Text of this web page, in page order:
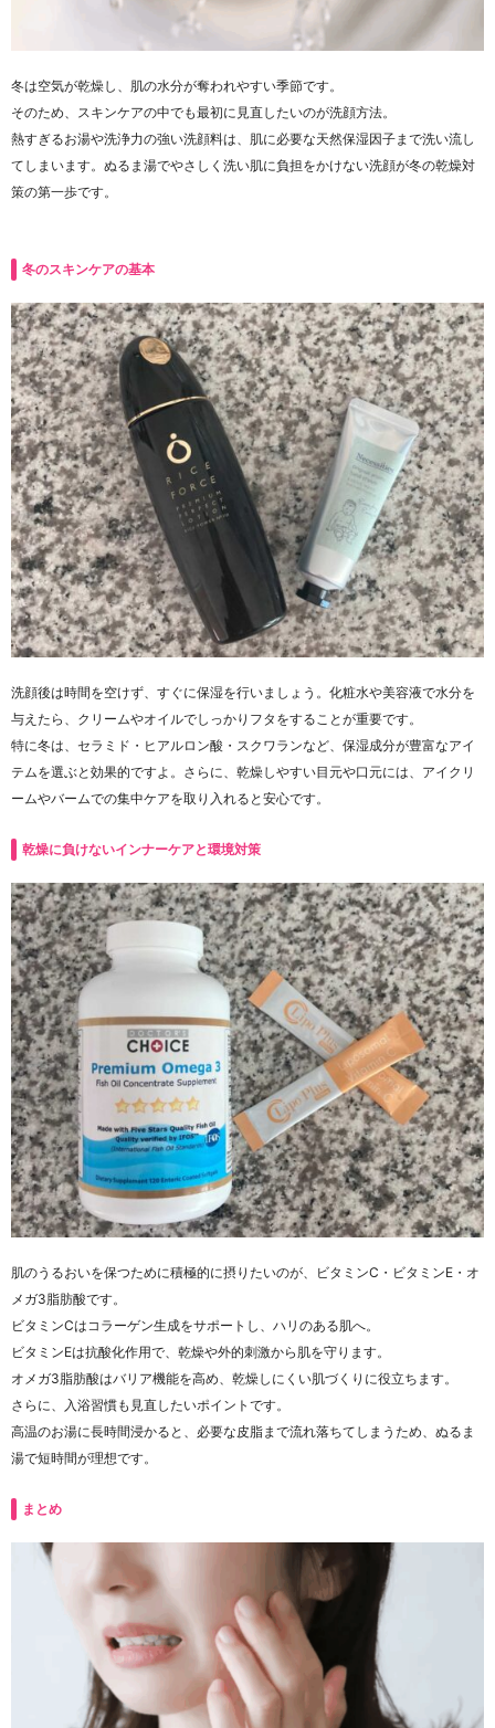
冬は空気が乾燥し、肌の水分が奪われやすい季節です。
そのため、スキンケアの中でも最初に見直したいのが洗顔方法。
熱すぎるお湯や洗浄力の強い洗顔料は、肌に必要な天然保湿因子まで洗い流し
てしまいます。ぬるま湯でやさしく洗い肌に負担をかけない洗顔が冬の乾燥対
策の第一歩です。
冬のスキンケアの基本
洗顔後は時間を空けず、すぐに保湿を行いましょう。化粧水や美容液で水分を
与えたら、クリームやオイルでしっかりフタをすることが重要です。
特に冬は、セラミド・ヒアルロン酸・スクワランなど、保湿成分が豊富なアイ
テムを選ぶと効果的ですよ。さらに、乾燥しやすい目元や口元には、アイクリ
ームやバームでの集中ケアを取り入れると安心です。
乾燥に負けないインナーケアと環境対策
肌のうるおいを保つために積極的に摂りたいのが、ビタミンC・ビタミンE・オ
メガ3脂肪酸です。
ビタミンCはコラーゲン生成をサポートし、ハリのある肌へ。
ビタミンEは抗酸化作用で、乾燥や外的刺激から肌を守ります。
オメガ3脂肪酸はバリア機能を高め、乾燥しにくい肌づくりに役立ちます。
さらに、入浴習慣も見直したいポイントです。
高温のお湯に長時間浸かると、必要な皮脂まで流れ落ちてしまうため、ぬるま
湯で短時間が理想です。
まとめ